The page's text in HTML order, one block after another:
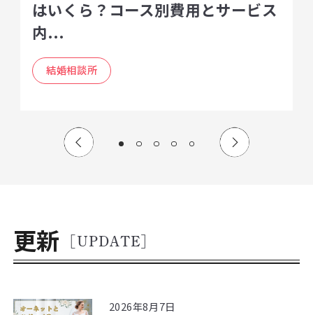
はいくら？コース別費用とサービス
内...
結婚相談所
更新 [UPDATE]
2026年8月7日